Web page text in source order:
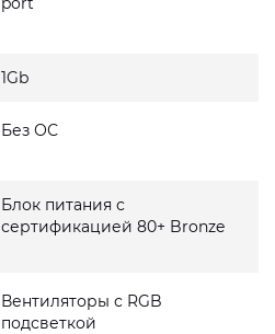
1Gb
Без ОС
Блок питания с
сертификацией 80+ Bronze
Вентиляторы с RGB
подсветкой